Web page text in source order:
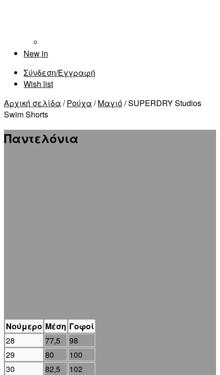
New in
Σύνδεση/Εγγραφή
Wish list
Αρχική σελίδα /Ρούχα /Μαγιό/ SUPERDRY Studios
Swim Shorts
Παντελόνια
Νούμερο Μέση Γοφοί
28
77,5
98
29
80
100
30
82,5
102